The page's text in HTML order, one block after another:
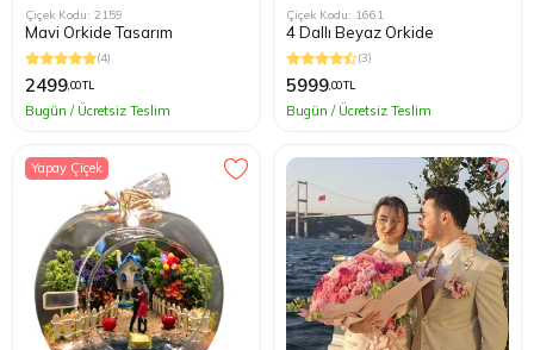
Çiçek Kodu: 2159
Mavi Orkide Tasarım
(4)
2499,00 TL
Bugün / Ücretsiz Teslim
Çiçek Kodu: 1661
4 Dallı Beyaz Orkide
(3)
5999,00 TL
Bugün / Ücretsiz Teslim
Yapay Çiçek